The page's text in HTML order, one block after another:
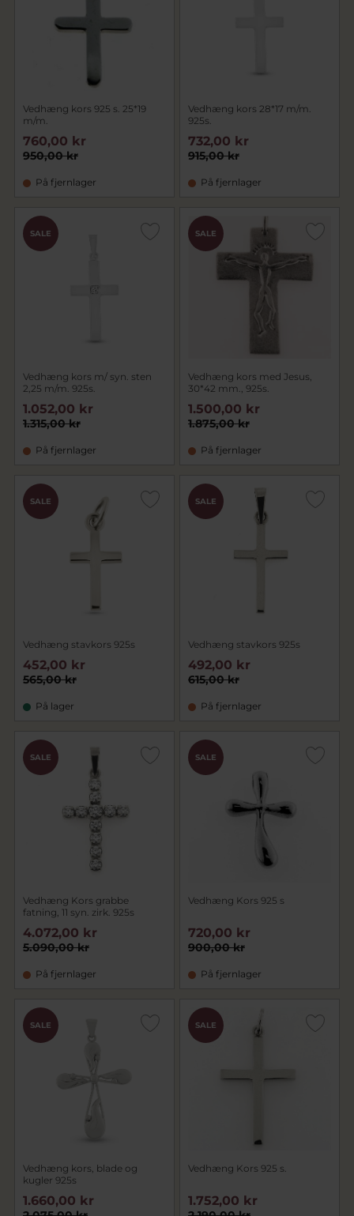
Vedhæng kors 925 s. 25*19
m/m.
950,00 kr
760,00 kr
På fjernlager
Vedhæng kors 28*17 m/m.
925s.
915,00 kr
732,00 kr
På fjernlager
SALE
Vedhæng kors m/ syn. sten
2,25 m/m. 925s.
1.315,00 kr
1.052,00 kr
På fjernlager
SALE
Vedhæng kors med Jesus,
30*42 mm., 925s.
1.875,00 kr
1.500,00 kr
På fjernlager
SALE
Vedhæng stavkors 925s
565,00 kr
452,00 kr
På lager
SALE
Vedhæng stavkors 925s
615,00 kr
492,00 kr
På fjernlager
SALE
Vedhæng Kors grabbe
fatning, 11 syn. zirk. 925s
5.090,00 kr
4.072,00 kr
På fjernlager
SALE
Vedhæng Kors 925 s
900,00 kr
720,00 kr
På fjernlager
SALE
Vedhæng kors, blade og
kugler 925s
1.660,00 kr
SALE
Vedhæng Kors 925 s.
1.752,00 kr